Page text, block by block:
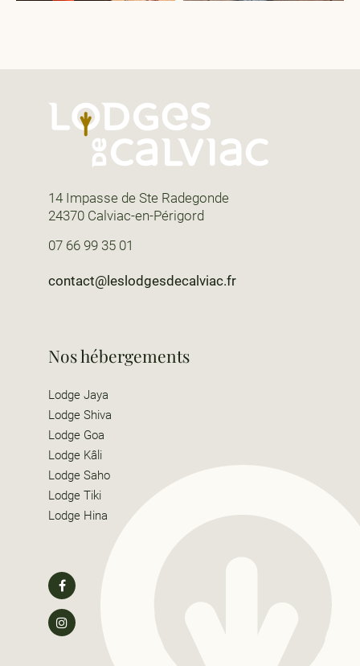
14 Impasse de Ste Radegonde
24370 Calviac-en-Périgord
07 66 99 35 01
contact@leslodgesdecalviac.fr
Nos hébergements
Lodge Jaya
Lodge Shiva
Lodge Goa
Lodge Kâli
Lodge Saho
Lodge Tiki
Lodge Hina